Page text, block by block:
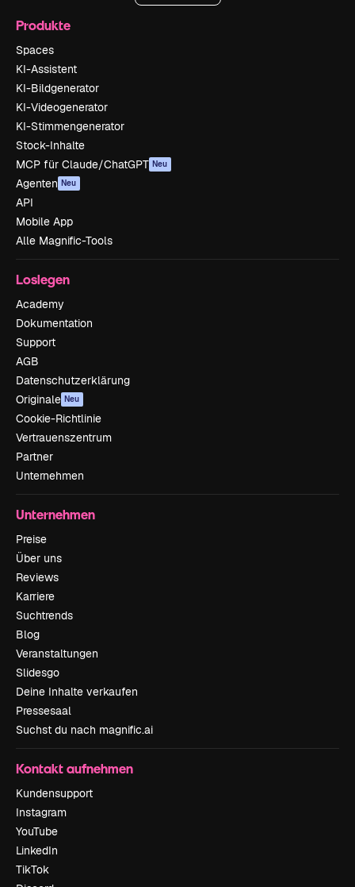
Produkte
Spaces
KI-Assistent
KI-Bildgenerator
KI-Videogenerator
KI-Stimmengenerator
Stock-Inhalte
MCP für Claude/ChatGPT Neu
Agenten Neu
API
Mobile App
Alle Magnific-Tools
Loslegen
Academy
Dokumentation
Support
AGB
Datenschutzerklärung
Originale Neu
Cookie-Richtlinie
Vertrauenszentrum
Partner
Unternehmen
Unternehmen
Preise
Über uns
Reviews
Karriere
Suchtrends
Blog
Veranstaltungen
Slidesgo
Deine Inhalte verkaufen
Pressesaal
Suchst du nach magnific.ai
Kontakt aufnehmen
Kundensupport
Instagram
YouTube
LinkedIn
TikTok